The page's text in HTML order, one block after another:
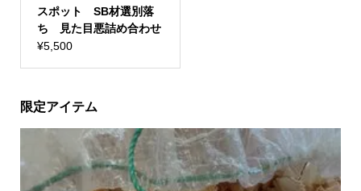
スポット SB材選別落
ち 見た目悪詰め合わせ
¥5,500
限定アイテム